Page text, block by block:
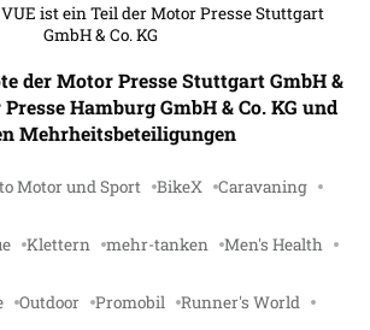
ist ein Teil der Motor Presse Stuttgart
GmbH & Co. KG
der Motor Presse Stuttgart GmbH &
Hamburg GmbH & Co. KG und
Mehrheitsbeteiligungen
Motor und Sport BikeX Caravaning
Klettern mehr-tanken Men's Health
Outdoor Promobil Runner's World